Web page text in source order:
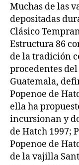
Muchas de las
depositadas
Clásico
Estructura 86
de la tradición
procedentes
Guatemala,
Popenoe de
ella ha
incursionan y
de Hatch 1997;
Popenoe de
de la vajilla